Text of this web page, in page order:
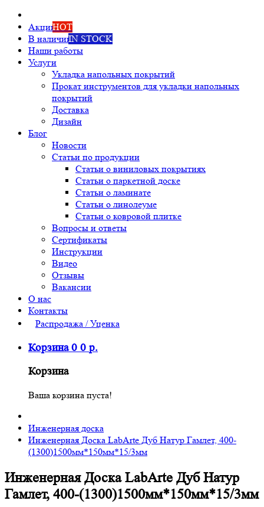
АкцииHOT
В наличииIN STOCK
Наши работы
Услуги
Укладка напольных покрытий
Прокат инструментов для укладки напольных
покрытий
Доставка
Дизайн
Блог
Новости
Статьи по продукции
Статьи о виниловых покрытиях
Статьи о паркетной доске
Статьи о ламинате
Статьи о линолеуме
Статьи о ковровой плитке
Вопросы и ответы
Сертификаты
Инструкции
Видео
Отзывы
Вакансии
О нас
Контакты
Распродажа / Уценка
Корзина 0 0 р.
Корзина
Ваша корзина пуста!
Инженерная доска
Инженерная Доска LabArte Дуб Натур Гамлет, 400-
(1300)1500мм*150мм*15/3мм
Инженерная Доска LabArte Дуб Натур
Гамлет, 400-(1300)1500мм*150мм*15/3мм